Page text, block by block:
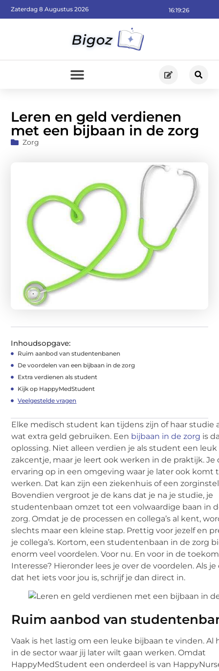
16:19:28
Zaterdag 8 Augustus 2026
Leren en geld verdienen
met een bijbaan in de zorg
Zorg
Inhoudsopgave:
Ruim aanbod van studentenbanen
De voordelen van een bijbaan in de zorg
Extra verdienen als student
Kijk op HappyMedStudent
Veelgestelde vragen
Elke medisch student kan tijdens zijn of haar studie
wat extra geld gebruiken. Een bijbaan in de zorg is
oplossing. Niet alleen verdien je als student een leuk
zakcentje, maar je leert ook werken in de praktijk. Je
ervaring op in een omgeving waar je later ook komt
werken. Dat kan zijn een ziekenhuis of een
Bovendien vergroot je de kans dat je na je studie, je
studentenbaan omzet tot een volwaardige baan in
zorg. Omdat je de processen en collega’s al kent,
slechts maar een kleine stap. Prettig voor jezelf en
je collega’s. Kortom, een studentenbaan in de zorg
enorm veel voordelen. Voor nu. En voor in de
Interesse? Hieronder lees je over de voordelen. Als
dat het iets voor jou is, schrijf je dan direct in.
Ruim aanbod van
Vaak is het lastig om een leuke bijbaan te vinden. Al
in de sector waar jij later wilt gaan werken. Omdat
HappyMedStudent een onderdeel is van